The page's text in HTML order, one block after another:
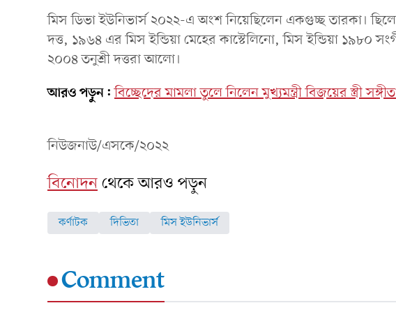
মিস ডিভা ইউনিভার্স ২০২২-এ অংশ নিয়েছিলেন একগুচ্ছ তারকা।
দত্ত, ১৯৬৪ এর মিস ইন্ডিয়া মেহের কাস্টেলিনো, মিস ইন্ডিয়া ১৯৮০
২০০৪ তনুশ্রী দত্তরা আলো।
আরও পড়ুন: বিচ্ছেদের মামলা তুলে নিলেন মুখ্যমন্ত্রী বিজয়ের স্ত্রী
নিউজনাউ/এসকে/২০২২
বিনোদনথেকে আরও পড়ুন
কর্ণাটক দিভিতা মিস ইউনিভার্স
Comment